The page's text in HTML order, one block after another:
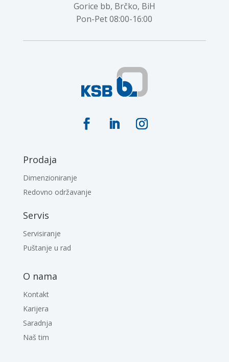
Gorice bb, Brčko, BiH
Pon-Pet 08:00-16:00
Prodaja
Dimenzioniranje
Redovno održavanje
Servis
Servisiranje
Puštanje u rad
O nama
Kontakt
Karijera
Saradnja
Naš tim